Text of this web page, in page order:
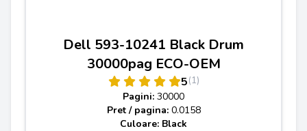
Dell 593-10241 Black Drum
30000pag ECO-OEM
5(1)
Pagini: 30000
Pret / pagina: 0.0158
Culoare: Black